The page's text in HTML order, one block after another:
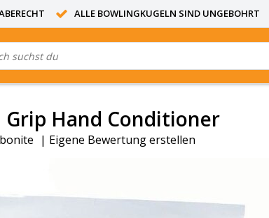
ALLE BOWLINGKUGELN SIND UNGEBOHRT
Grip Hand Conditioner
| Eigene Bewertung erstellen